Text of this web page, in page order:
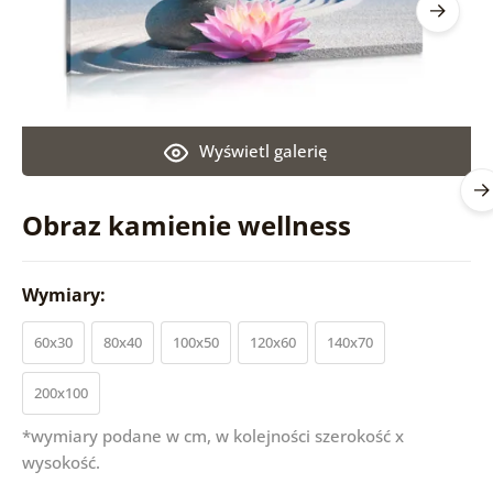
Obraz kamienie wellness
Wyświetl galerię
Wymiary:
60x30 80x40 100x50 120x60 140x70
200x100
*wymiary podane w cm, w kolejności szerokość x
wysokość.